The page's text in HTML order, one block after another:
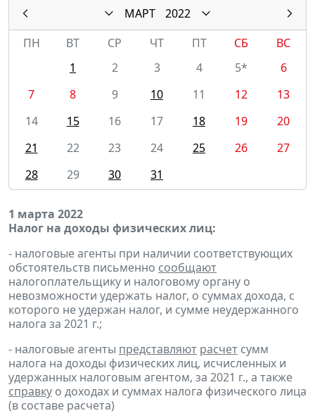
МАРТ
2022
ПН
ВТ СР ЧТ ПТ СБ
ВС
1
2 3 4 5*
6
7
8 9 10 11 12
13
14
15 16 17 18 19
20
21
22 23 24 25 26
27
28
29 30 31
1 марта 2022
Налог на доходы физических лиц:
- налоговые агенты при наличии соответствующих
обстоятельств письменно сообщают
налогоплательщику и налоговому органу о
невозможности удержать налог, о суммах дохода, с
которого не удержан налог, и сумме неудержанного
налога за 2021 г.;
- налоговые агенты представляют расчет сумм
налога на доходы физических лиц, исчисленных и
удержанных налоговым агентом, за 2021 г., а также
справку о доходах и суммах налога физического лица
(в составе расчета)